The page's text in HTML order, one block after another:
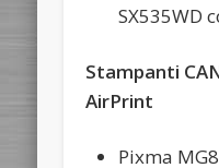
SX535WD
Stampanti
AirPrint
Pixma